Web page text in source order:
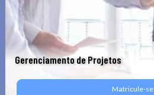
Gerenciamento de Projetos
Matricule-se